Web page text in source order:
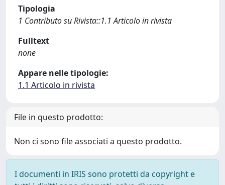
Tipologia
1 Contributo su Rivista::1.1 Articolo in rivista
Fulltext
none
Appare nelle tipologie:
1.1 Articolo in rivista
File in questo prodotto:
Non ci sono file associati a questo prodotto.
I documenti in IRIS sono protetti da copyright e